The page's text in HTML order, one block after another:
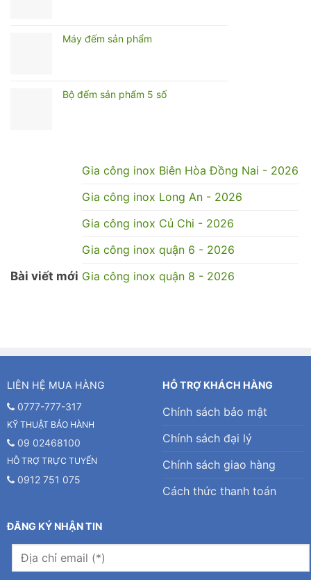
Máy đếm sản phẩm
Bộ đếm sản phẩm 5 số
Bài viết mới
Gia công inox Biên Hòa Đồng Nai - 2026
Gia công inox Long An - 2026
Gia công inox Củ Chi - 2026
Gia công inox quận 6 - 2026
Gia công inox quận 8 - 2026
LIÊN HỆ MUA HÀNG
0777-777-317
KỸ THUẬT BẢO HÀNH
09 02468100
HỖ TRỢ TRỰC TUYẾN
0912 751 075
HỖ TRỢ KHÁCH HÀNG
Chính sách bảo mật
Chính sách đại lý
Chính sách giao hàng
Cách thức thanh toán
ĐĂNG KÝ NHẬN TIN